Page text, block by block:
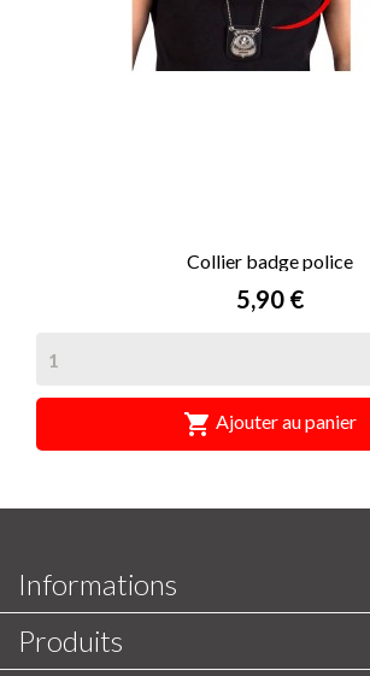
Collier badge police
Prix
5,90 €
 Ajouter au panier
Informations
Produits